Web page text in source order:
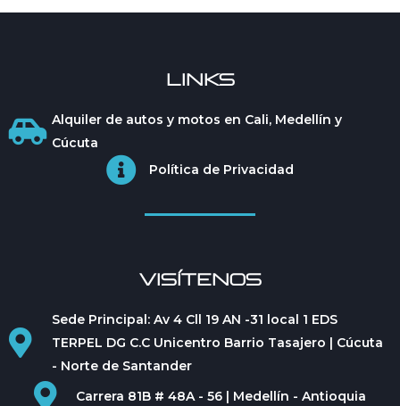
LINKS
Alquiler de autos y motos en Cali, Medellín y
Cúcuta
Política de Privacidad
VISÍTENOS
Sede Principal: Av 4 Cll 19 AN -31 local 1 EDS
TERPEL DG C.C Unicentro Barrio Tasajero | Cúcuta
- Norte de Santander
Carrera 81B # 48A - 56 | Medellín - Antioquia